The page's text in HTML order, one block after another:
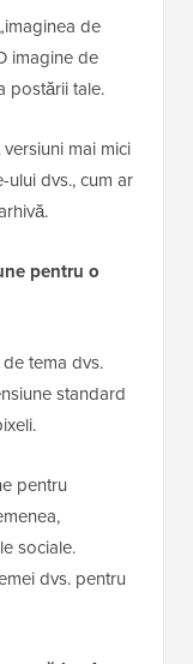
de
imagine de
postării tale.
mai mici
ului dvs., cum ar
pentru o
tema dvs.
standard
pentru
sociale.
dvs. pentru